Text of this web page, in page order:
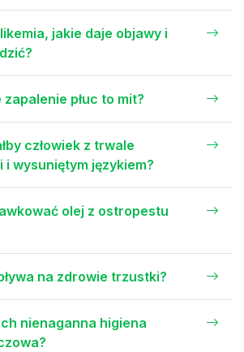
jakie daje objawy i
płuc to mit?
człowiek z trwale
wysuniętym językiem?
olej z ostropestu
na zdrowie trzustki?
nienaganna higiena